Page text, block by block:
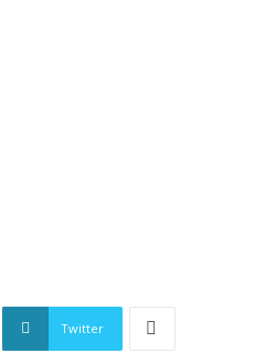
Twitter